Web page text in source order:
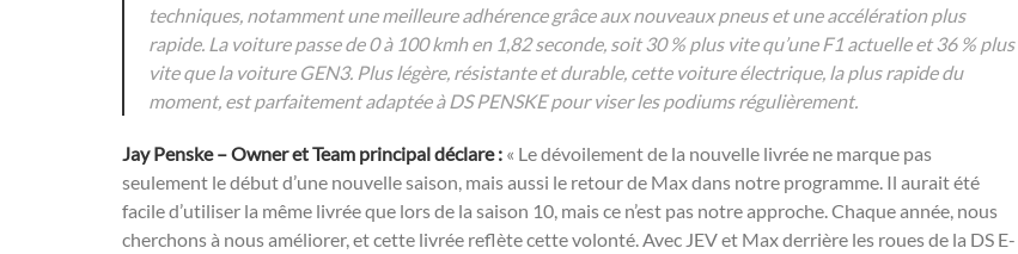
techniques, notamment une meilleure adhérence grâce aux nouveaux pneus et une accélération plus
rapide. La voiture passe de 0 à 100 kmh en 1,82 seconde, soit 30 % plus vite qu’une F1 actuelle et 36 % plus
vite que la voiture GEN3. Plus légère, résistante et durable, cette voiture électrique, la plus rapide du
moment, est parfaitement adaptée à DS PENSKE pour viser les podiums régulièrement.
Jay Penske – Owner et Team principal déclare : « Le dévoilement de la nouvelle livrée ne marque pas
seulement le début d’une nouvelle saison, mais aussi le retour de Max dans notre programme. Il aurait été
facile d’utiliser la même livrée que lors de la saison 10, mais ce n’est pas notre approche. Chaque année, nous
cherchons à nous améliorer, et cette livrée reflète cette volonté. Avec JEV et Max derrière les roues de la DS E-